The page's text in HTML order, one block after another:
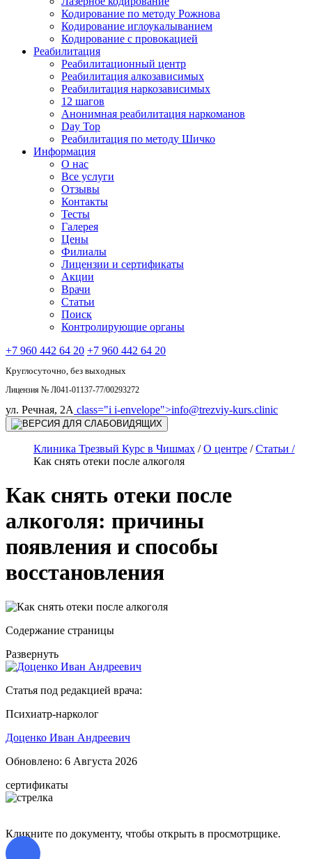
Кодирование по методу Рожнова
Кодирование иглоукалыванием
Кодирование с провокацией
Реабилитация
Реабилитационный центр
Реабилитация алкозависимых
Реабилитация наркозависимых
12 шагов
Анонимная реабилитация наркоманов
Day Top
Реабилитация по методу Шичко
Информация
О нас
Все услуги
Отзывы
Контакты
Тесты
Галерея
Цены
Филиалы
Лицензии и сертификаты
Акции
Врачи
Статьи
Поиск
Контролирующие органы
+7 960 442 64 20 +7 960 442 64 20
Круглосуточно, без выходных
Лицензия № Л041-01137-77/00293272
ул. Речная, 2А class="i i-envelope">info@trezviy-kurs.clinic
Клиника Трезвый Курс в Чишмах /О центре /Статьи /
Как снять отеки после алкоголя
Как снять отеки после
алкоголя: причины
появления и способы
восстановления
Содержание страницы
Развернуть
Статья под редакцией врача:
Психиатр-нарколог
Доценко Иван Андреевич
Обновлено: 6 Августа 2026
сертификаты
Кликните по документу, чтобы открыть в просмотрщике.